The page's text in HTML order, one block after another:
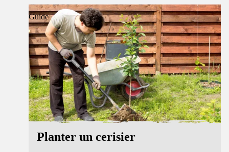
Guide
Planter un cerisier